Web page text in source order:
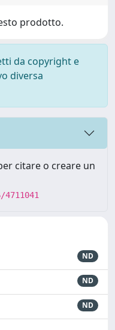
prodotto.
da copyright e
diversa
citare o creare un
ND
ND
ND